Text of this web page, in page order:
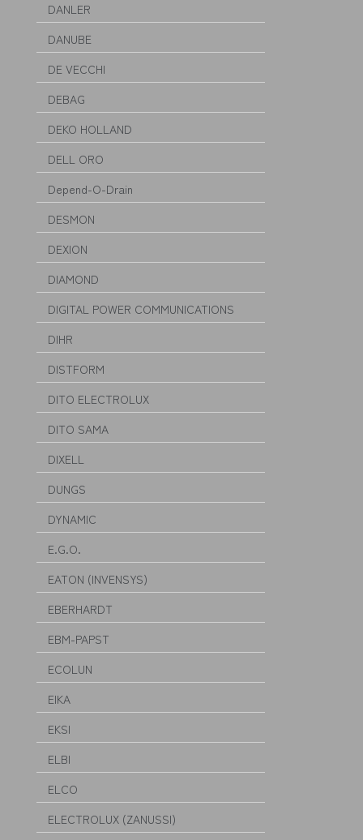
DANLER
DANUBE
DE VECCHI
DEBAG
DEKO HOLLAND
DELL ORO
Depend-O-Drain
DESMON
DEXION
DIAMOND
DIGITAL POWER COMMUNICATIONS
DIHR
DISTFORM
DITO ELECTROLUX
DITO SAMA
DIXELL
DUNGS
DYNAMIC
E.G.O.
EATON (INVENSYS)
EBERHARDT
EBM-PAPST
ECOLUN
EIKA
EKSI
ELBI
ELCO
ELECTROLUX (ZANUSSI)